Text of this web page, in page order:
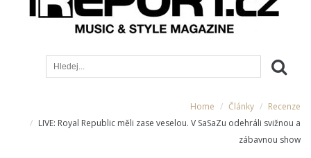
Home Články
Recenze
LIVE: Royal Republic měli zase veselou. V SaSaZu odehráli svižnou a
zábavnou show